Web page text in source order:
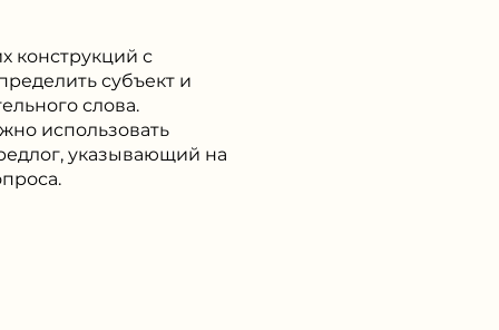
конструкций с
субъект и
слова.
использовать
указывающий на